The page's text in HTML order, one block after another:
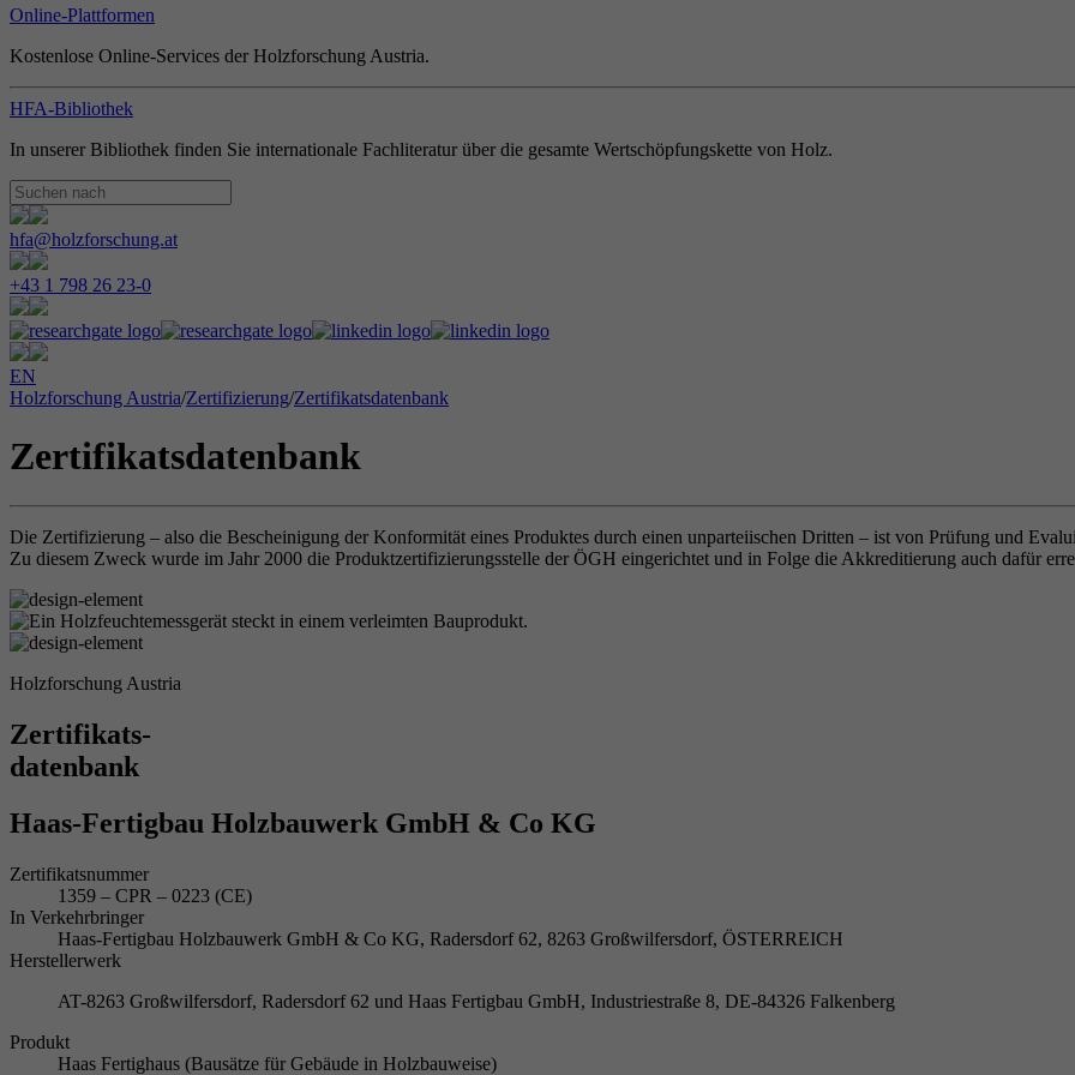
Online-Plattformen
Kostenlose Online-Services der Holzforschung Austria.
HFA-Bibliothek
In unserer Bibliothek finden Sie internationale Fachliteratur über die gesamte Wertschöpfungskette von Holz.
hfa@holzforschung.at
+43 1 798 26 23-0
EN
Holzforschung Austria/Zertifizierung/Zertifikatsdatenbank
Zertifikatsdatenbank
Die Zertifizierung – also die Bescheinigung der Konformität eines Produktes durch einen unparteiischen Dritten – ist von Prüfung und
Zu diesem Zweck wurde im Jahr 2000 die Produktzertifizierungsstelle der ÖGH eingerichtet und in Folge die Akkreditierung auch dafür
Holzforschung Austria
Zertifikats-
datenbank
Haas-Fertigbau Holzbauwerk GmbH & Co KG
Zertifikatsnummer
1359 – CPR – 0223 (CE)
In Verkehrbringer
Haas-Fertigbau Holzbauwerk GmbH & Co KG, Radersdorf 62, 8263 Großwilfersdorf, ÖSTERREICH
Herstellerwerk
AT-8263 Großwilfersdorf, Radersdorf 62 und Haas Fertigbau GmbH, Industriestraße 8, DE-84326 Falkenberg
Produkt
Haas Fertighaus (Bausätze für Gebäude in Holzbauweise)